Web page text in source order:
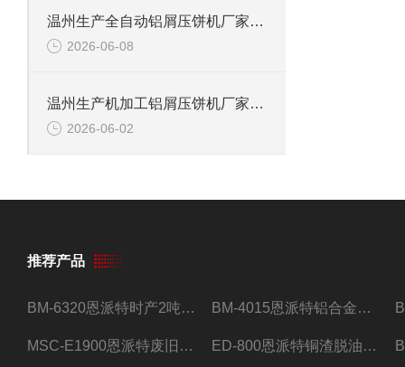
温州生产全自动铝屑压饼机厂家推荐：为什么恩派特成为更多工厂的选择？
2026-06-08
温州生产机加工铝屑压饼机厂家推荐：为什么恩派特是更明智的选择？
2026-06-02
推荐产品
BM-6320恩派特时产2吨合金钢屑压饼机 BM-4015恩派特铝合金屑压饼机 脱油效果好
MSC-E1900恩派特废旧锂电池极片破碎处理设备 ED-800恩派特铜渣脱油机废铜屑铝屑甩油机